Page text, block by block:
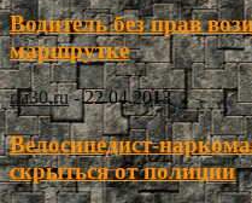
Водитель без прав
маршрутке
ria30.ru - 22.04.2013
Велосипедист-
скрыться от полиции